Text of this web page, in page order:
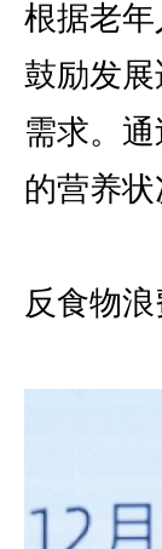
根据老
鼓励发
需求。
的营养
反食物